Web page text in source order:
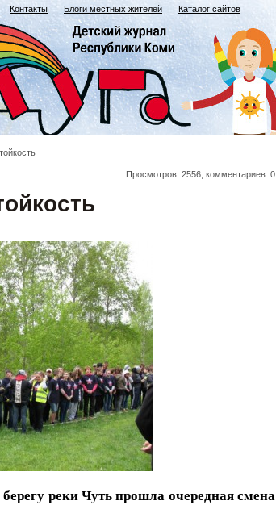
Контакты Блоги местных жителей Каталог сайтов
Просмотров: 2556, комментариев: 0
реки Чуть прошла очередная смена